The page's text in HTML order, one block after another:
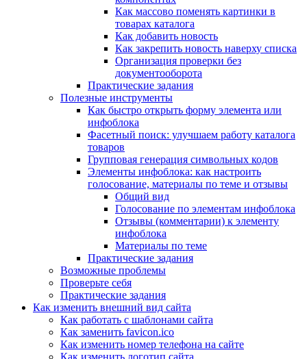
Как массово поменять картинки в
товарах каталога
Как добавить новость
Как закрепить новость наверху списка
Организация проверки без
документооборота
Практические задания
Полезные инструменты
Как быстро открыть форму элемента или
инфоблока
Фасетный поиск: улучшаем работу каталога
товаров
Групповая генерация символьных кодов
Элементы инфоблока: как настроить
голосование, материалы по теме и отзывы
Общий вид
Голосование по элементам инфоблока
Отзывы (комментарии) к элементу
инфоблока
Материалы по теме
Практические задания
Возможные проблемы
Проверьте себя
Практические задания
Как изменить внешний вид сайта
Как работать с шаблонами сайта
Как заменить favicon.ico
Как изменить номер телефона на сайте
Как изменить логотип сайта